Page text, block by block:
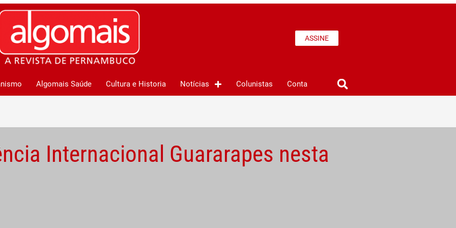
ASSINE
Algomais Saúde Cultura e Historia Notícias Colunistas Conta
Internacional Guararapes nesta